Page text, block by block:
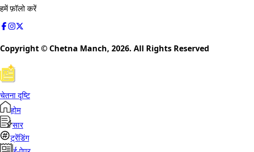
हमें फ़ॉलो करें
Copyright © Chetna Manch, 2026. All Rights Reserved
चेतना दृष्टि
होम
सार
ट्रेंडिंग